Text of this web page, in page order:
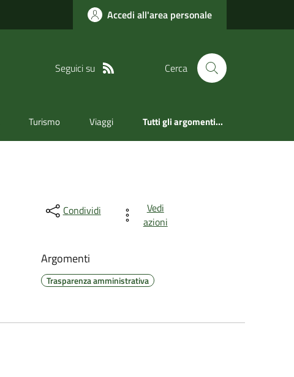
Accedi all'area personale
Seguici su Cerca
Turismo Viaggi Tutti gli argomenti...
Condividi
Vedi
azioni
Argomenti
Trasparenza amministrativa